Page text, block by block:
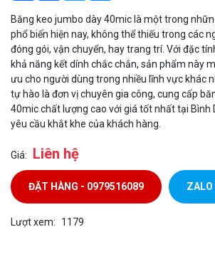
Băng keo jumbo dày 40mic là một trong
phổ biến hiện nay, không thể thiếu trong các
đóng gói, vận chuyển, hay trang trí. Với đặc
khả năng kết dính chắc chắn, sản phẩm này
ưu cho người dùng trong nhiều lĩnh vực khác
tự hào là đơn vị chuyên gia công, cung cấp
40mic chất lượng cao với giá tốt nhất tại Bình
yêu cầu khắt khe của khách hàng.
Giá: Liên hệ
ĐẶT HÀNG - 0979516089
Lượt xem: 1179